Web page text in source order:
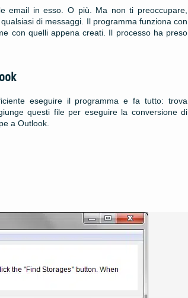
email in esso. O più. Ma non ti preoccupare,
di messaggi. Il programma funziona con
con quelli appena creati. Il processo ha preso
eseguire il programma e fa tutto: trova
questi file per eseguire la conversione di
a Outlook.